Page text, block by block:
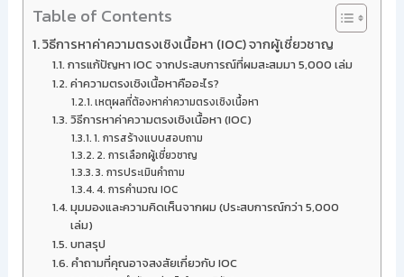
Table of Contents
วิธีการหาค่าความตรงเชิงเนื้อหา (IOC) จากผู้เชี่ยวชาญ
การแก้ปัญหา IOC จากประสบการณ์ที่ผมสะสมมา 5,000 เล่ม
ค่าความตรงเชิงเนื้อหาคืออะไร?
เหตุผลที่ต้องหาค่าความตรงเชิงเนื้อหา
วิธีการหาค่าความตรงเชิงเนื้อหา (IOC)
1. การสร้างแบบสอบถาม
2. การเลือกผู้เชี่ยวชาญ
3. การประเมินคำถาม
4. การคำนวณ IOC
มุมมองและความคิดเห็นจากผม (ประสบการณ์กว่า 5,000
เล่ม)
บทสรุป
คำถามที่คุณอาจสงสัยเกี่ยวกับ IOC